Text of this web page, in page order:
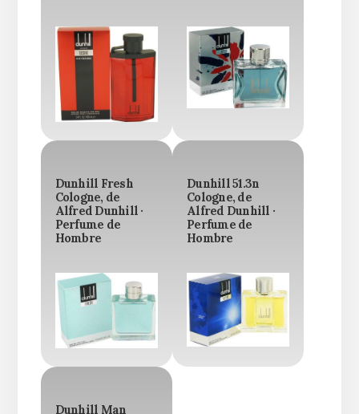
Dunhill Fresh
Cologne, de
Alfred Dunhill ·
Perfume de
Hombre
Dunhill 51.3n
Cologne, de
Alfred Dunhill ·
Perfume de
Hombre
Dunhill Man